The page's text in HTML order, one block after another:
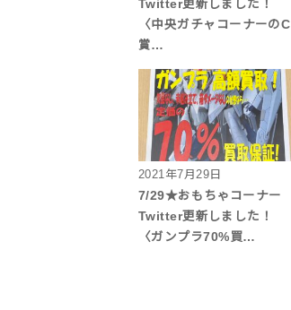
Twitter更新しました！
〈中央ガチャコーナーのC
賞…
2021年7月29日
7/29★おもちゃコーナー
Twitter更新しました！
〈ガンプラ70%買…